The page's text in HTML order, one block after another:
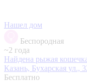
Нашел дом
Беспородная
~2 года
Найдена рыжая
Казань, Бухарская ул.,
Бесплатно